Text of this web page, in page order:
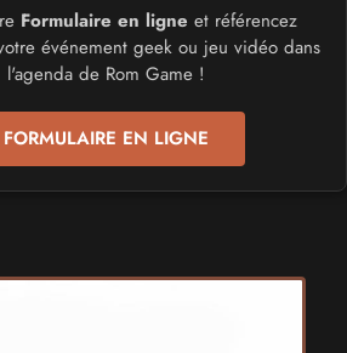
GEEKS
20 septembre 2026- à Pontarlier
GEEKS
Formulaire en ligne et référencez
événement geek ou jeu vidéo dans
l'agenda de Rom Game !
FORMULAIRE EN LIGNE